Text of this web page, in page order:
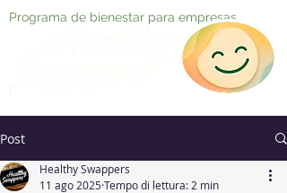
Programa de bienestar para empresas
Post
Healthy Swappers
11 ago 2025Tempo di lettura: 2 min